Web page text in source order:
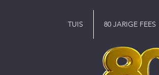
TUIS 80 JARIGE FEES